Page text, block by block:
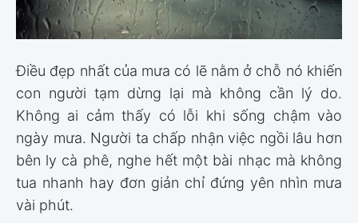
Điều đẹp nhất của mưa có lẽ nằm ở chỗ nó khiến
con người tạm dừng lại mà không cần lý do.
Không ai cảm thấy có lỗi khi sống chậm vào
ngày mưa. Người ta chấp nhận việc ngồi lâu hơn
bên ly cà phê, nghe hết một bài nhạc mà không
tua nhanh hay đơn giản chỉ đứng yên nhìn mưa
vài phút.